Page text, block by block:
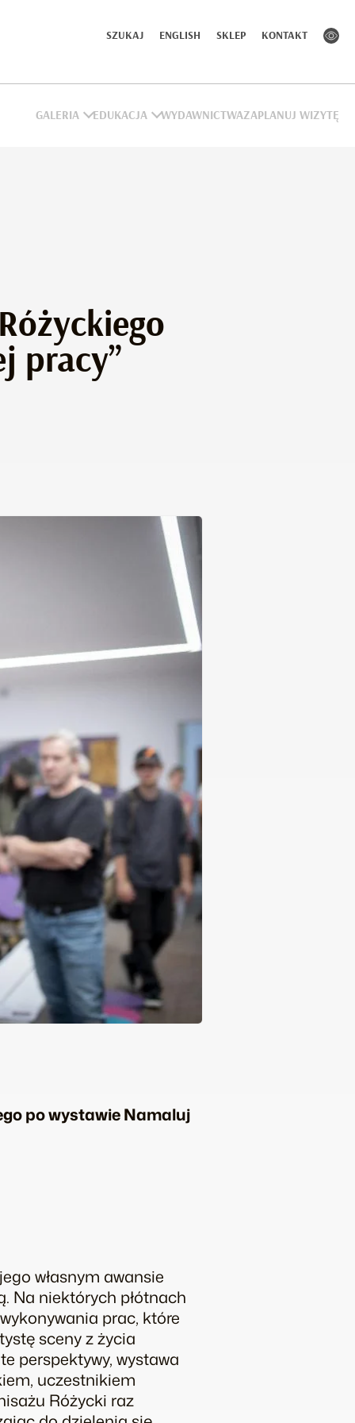
SZUKAJ ENGLISH SKLEP KONTAKT
GALERIA EDUKACJA WYDAWNICTWAZAPLANUJ WIZYTĘ
pracy”
po wystawieNamaluj
własnym awansie
Na niektórych płótnach
prac, które
sceny z życia
perspektywy, wystawa
uczestnikiem
Różycki raz